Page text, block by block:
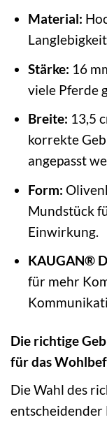
Material:
Stärke: 16
viele Pferde
Breite: 13,5
korrekte
angepasst
Form:
Mundstück
Einwirkung.
KAUGAN®
für mehr
Die richtige
für das
Die Wahl des